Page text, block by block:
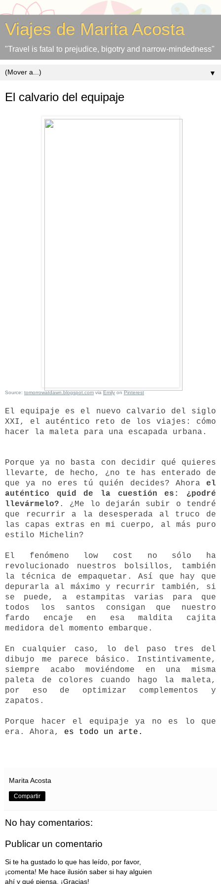
Viajes de Marita Acosta
"Travel is fatal to prejudice, bigotry and narrow-mindedness"
▼
El calvario del equipaje
Source: tomorrowatdawn.blogspot.comviaEmilyonPinterest
El equipaje es el nuevo calvario del siglo
XXI, el auténtico reto de los viajes: cómo
hacer la maleta para una escapada urbana.
Porque ya no basta con decidir qué quieres
llevarte, de hecho, ¿no te has enterado de
que ya no eres tú quién decides? Ahora el
auténtico quid de la cuestión es: ¿podré
llevármelo? . ¿Me lo dejarán subir o tendré
que recurrir a la desesperada al truco de
las capas extras en mi cuerpo, al más puro
estilo Michelin?
El fenómeno low cost no sólo ha
revolucionado nuestros bolsillos, también
la técnica de empaquetar. Así que hay que
depurarla al máximo y recurrir también, si
se puede, a estampitas varias para que
todos los santos consigan que nuestro
fardo encaje en esa maldita cajita
medidora del momento embarque.
En cualquier caso, lo del paso tres del
dibujo me parece básico. Instintivamente,
siempre acabo moviéndome en una misma
paleta de colores cuando hago la maleta,
por eso de optimizar complementos y
zapatos.
Porque hacer el equipaje ya no es lo que
era. Ahora, es todo un arte.
Marita Acosta
Compartir
No hay comentarios:
Publicar un comentario
Si te ha gustado lo que has leído, por favor,
¡comenta! Me hace ilusión saber si hay alguien
ahí y qué piensa. ¡Gracias!